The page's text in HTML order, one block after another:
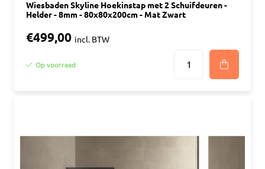
Wiesbaden Skyline Hoekinstap met 2 Schuifdeuren -
Helder - 8mm - 80x80x200cm - Mat Zwart
€499,00 incl. BTW
Op voorraad